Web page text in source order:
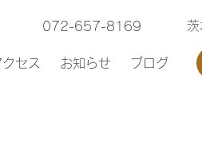
072-657-8169
クセス お知らせ ブログ